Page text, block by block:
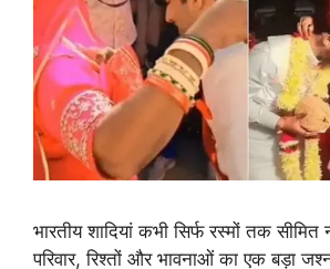
भारतीय शादियां कभी सिर्फ रस्मों तक सीमित
परिवार, रिश्तों और भावनाओं का एक बड़ा